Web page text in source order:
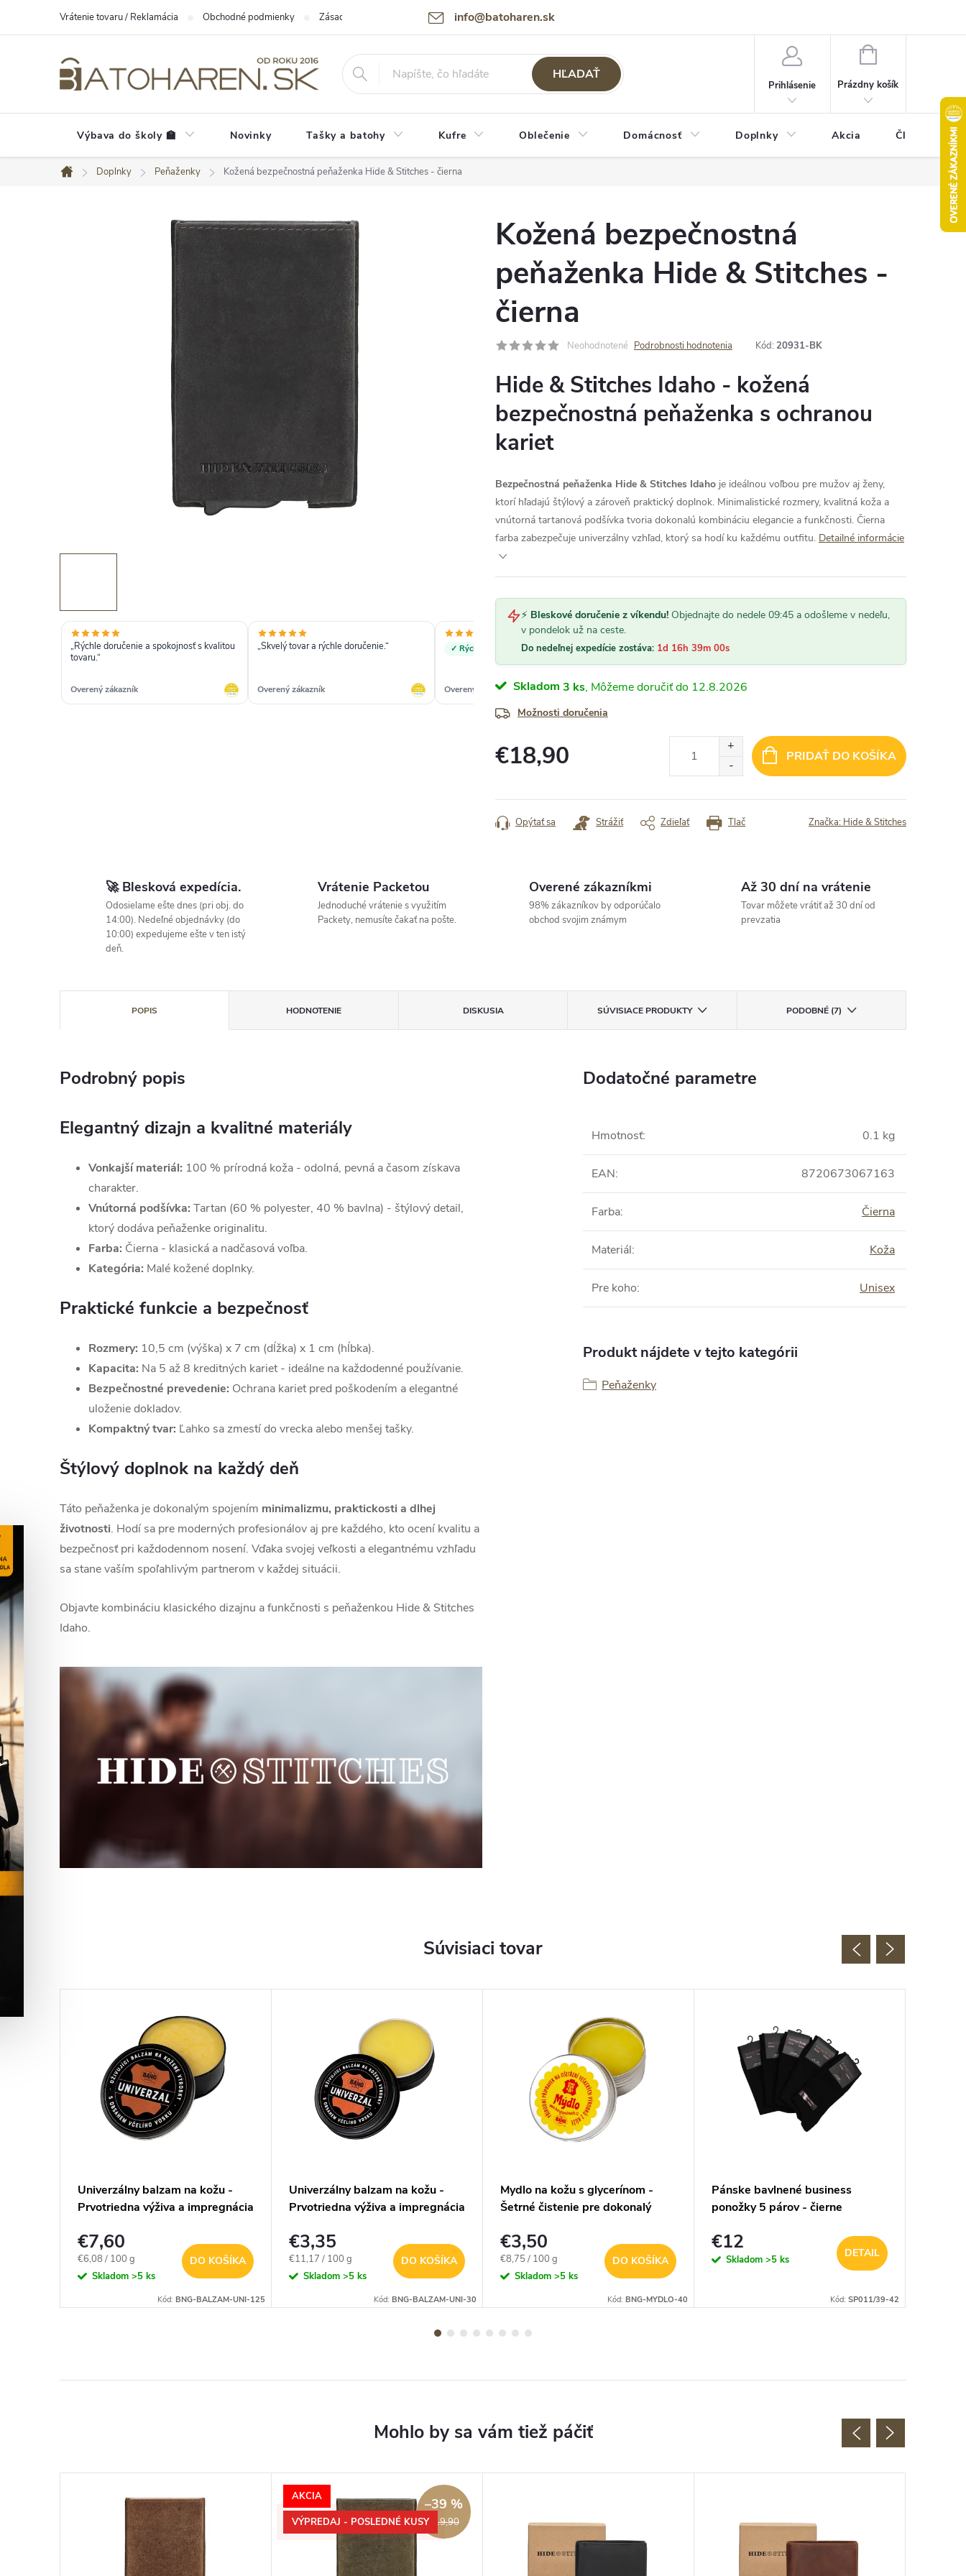
info@batoharen.sk
Vrátenie tovaru / Reklamácia Obchodné podmienky Zásady spracovania osobných údajov (GDPR) Podmienky použitia webu
HĽADAŤ
Prihlásenie
NÁKUPNÝ
Prázdny košík
Výbava do školy 🏫 Novinky Tašky a batohy Kufre Oblečenie Domácnosť Doplnky Akcia Články
Domov
Doplnky Peňaženky Kožená bezpečnostná peňaženka Hide & Stitches - čierna
„Rýchle doručenie a spokojnosť s kvalitou
tovaru.“
Overený zákazník
„Skvelý tovar a rýchle doručenie.“
Overený zákazník
✓ Rýchlosť
Overený zákazník
„Som spokojna s tovarom aj dodanim.“
Overený zákazník
Kožená bezpečnostná
peňaženka Hide & Stitches -
čierna
Neohodnotené Podrobnosti hodnotenia Kód: 20931-BK
Hide & Stitches Idaho - kožená
bezpečnostná peňaženka s ochranou
kariet
Bezpečnostná peňaženka Hide & Stitches Idaho je ideálnou voľbou pre mužov aj ženy,
ktorí hľadajú štýlový a zároveň praktický doplnok. Minimalistické rozmery, kvalitná koža a
vnútorná tartanová podšívka tvoria dokonalú kombináciu elegancie a funkčnosti. Čierna
farba zabezpečuje univerzálny vzhľad, ktorý sa hodí ku každému outfitu. Detailné informácie
⚡ Bleskové doručenie z víkendu! Objednajte do nedele 09:45 a odošleme v nedeľu,
v pondelok už na ceste.
Do nedeľnej expedície zostáva: 1d 16h 38m 58s
Skladom 3 ks 12.8.2026
Možnosti doručenia
€18,90 PRIDAŤ DO KOŠÍKA
Tlač
Opýtať sa Strážiť Zdieľať Značka: Hide & Stitches
🚀 Blesková expedícia.
Odosielame ešte dnes (pri obj. do
14:00). Nedeľné objednávky (do
10:00) expedujeme ešte v ten istý
deň.
Vrátenie Packetou
Jednoduché vrátenie s využitím
Packety, nemusíte čakať na pošte.
Overené zákazníkmi
98% zákazníkov by odporúčalo
obchod svojim známym
Až 30 dní na vrátenie
Tovar môžete vrátiť až 30 dní od
prevzatia
POPIS HODNOTENIE DISKUSIA SÚVISIACE PRODUKTY PODOBNÉ (7)
Podrobný popis
Elegantný dizajn a kvalitné materiály
Vonkajší materiál: 100 % prírodná koža - odolná, pevná a časom získava
charakter.
Vnútorná podšívka: Tartan (60 % polyester, 40 % bavlna) - štýlový detail,
ktorý dodáva peňaženke originalitu.
Farba: Čierna - klasická a nadčasová voľba.
Kategória: Malé kožené doplnky.
Praktické funkcie a bezpečnosť
Rozmery: 10,5 cm (výška) x 7 cm (dĺžka) x 1 cm (hĺbka).
Kapacita: Na 5 až 8 kreditných kariet - ideálne na každodenné používanie.
Bezpečnostné prevedenie: Ochrana kariet pred poškodením a elegantné
uloženie dokladov.
Kompaktný tvar: Ľahko sa zmestí do vrecka alebo menšej tašky.
Štýlový doplnok na každý deň
Táto peňaženka je dokonalým spojením minimalizmu, praktickosti a dlhej
životnosti. Hodí sa pre moderných profesionálov aj pre každého, kto ocení kvalitu a
bezpečnosť pri každodennom nosení. Vďaka svojej veľkosti a elegantnému vzhľadu
sa stane vaším spoľahlivým partnerom v každej situácii.
Objavte kombináciu klasického dizajnu a funkčnosti s peňaženkou Hide & Stitches
Idaho.
Dodatočné parametre
Hmotnosť: 0.1 kg
EAN: 8720673067163
Farba: Čierna
Materiál: Koža
Pre koho: Unisex
Produkt nájdete v tejto kategórii
Peňaženky
Súvisiaci tovar
Univerzálny balzam na kožu -
Prvotriedna výživa a impregnácia
€7,60
Jednotková
cena:
€6,08 / 100 g
Skladom >5 ks
DO KOŠÍKA
Kód: BNG-BALZAM-UNI-125
Univerzálny balzam na kožu -
Prvotriedna výživa a impregnácia
€3,35
Jednotková
cena:
€11,17 / 100 g
Skladom >5 ks
DO KOŠÍKA
Kód: BNG-BALZAM-UNI-30
Mydlo na kožu s glycerínom -
Šetrné čistenie pre dokonalý
€3,50
Jednotková
cena:
€8,75 / 100 g
Skladom >5 ks
DO KOŠÍKA
Kód: BNG-MYDLO-40
Pánske bavlnené business
ponožky 5 párov - čierne
€12
Skladom >5 ks
DETAIL
Kód: SP011/39-42
AKCIA
VÝPREDAJ - POSLEDNÉ KUSY€19,90
–39 %